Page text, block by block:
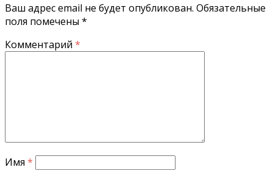
Ваш адрес email не будет опубликован. Обязательные
поля помечены *
Комментарий *
Имя *